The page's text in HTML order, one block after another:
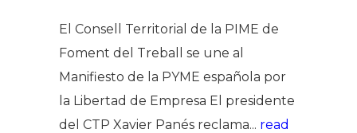
El Consell Territorial de la PIME de
Foment del Treball se une al
Manifiesto de la PYME española por
la Libertad de Empresa El presidente
del CTP Xavier Panés reclama... read